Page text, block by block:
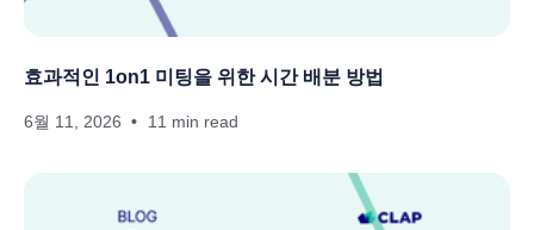
효과적인 1on1 미팅을 위한 시간 배분 방법
6월 11, 2026 11 min read